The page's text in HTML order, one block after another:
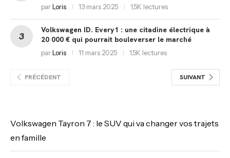
parLoris 13 mars 2025 1,5K lectures
Volkswagen ID. Every1 : une citadine électrique à
20 000 € qui pourrait bouleverser le marché
parLoris 11 mars 2025 1,5K lectures
PRÉCÉDENT SUIVANT
Volkswagen Tayron 7 : le SUV qui va changer vos trajets
en famille